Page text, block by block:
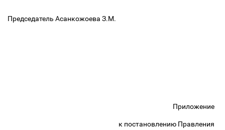
Председатель Асанкожоева З.М.
Приложение
к постановлению Правления